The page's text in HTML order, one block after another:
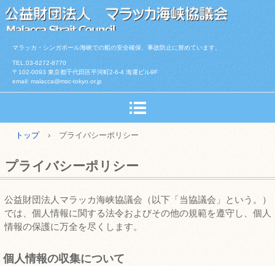
マラッカ・シンガポール海峡での船の安全確保、事故防止に努めています。
TEL.03-6272-8770
〒102-0093 東京都千代田区平河町2-6-4 海運ビル9F
email: malacca@msc-tokyo.or.jp
トップ › プライバシーポリシー
プライバシーポリシー
公益財団法人マラッカ海峡協議会（以下「当協議会」という。）
では、個人情報に関する法令およびその他の規範を遵守し、個人
情報の保護に万全を尽くします。
個人情報の収集について